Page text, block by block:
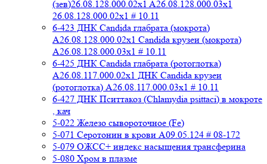
(зев)26.08.128.000.02x1 A26.08.128.000.03x1
26.08.128.000.02x1 # 10.11
6-423 ДНК Candida глабрата (мокрота)
A26.08.128.000.02x1 Candida крузеи (мокрота)
A26.08.128.000.03x1 # 10.11
6-425 ДНК Candida глабрата (ротоглотка)
A26.08.117.000.02x1 ДНК Candida крузеи
(ротоглотка) A26.08.117.000.03x1 # 10.11
6-427 ДНК Пситтакоз (Chlamydia psittaci) в мокроте
, кач
5-022 Железо сывороточное (Fe)
5-071 Серотонин в крови A09.05.124 # 08-172
5-079 ОЖСС+ индекс насыщения трансферина
5-080 Хром в плазме